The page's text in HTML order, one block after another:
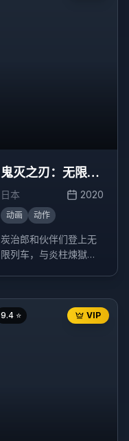
鬼灭之刃：无限列
车篇
日本 2020
动画 动作
炭治郎和伙伴们登上无
限列车，与炎柱煉獄杏
VIP
9.4 ⭐